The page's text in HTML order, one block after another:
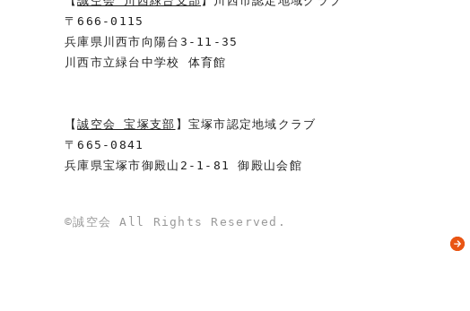
〒666-0115
兵庫県川西市向陽台3-11-35
川西市立緑台中学校 体育館
【誠空会 宝塚支部 】宝塚市認定地域クラブ
〒665-0841
兵庫県宝塚市御殿山2-1-81 御殿山会館
©誠空会 All Rights Reserved.